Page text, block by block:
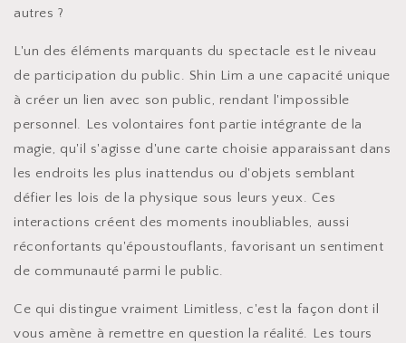
autres ?
L'un des éléments marquants du spectacle est le niveau
de participation du public. Shin Lim a une capacité unique
à créer un lien avec son public, rendant l'impossible
personnel. Les volontaires font partie intégrante de la
magie, qu'il s'agisse d'une carte choisie apparaissant dans
les endroits les plus inattendus ou d'objets semblant
défier les lois de la physique sous leurs yeux. Ces
interactions créent des moments inoubliables, aussi
réconfortants qu'époustouflants, favorisant un sentiment
de communauté parmi le public.
Ce qui distingue vraiment Limitless, c'est la façon dont il
vous amène à remettre en question la réalité. Les tours